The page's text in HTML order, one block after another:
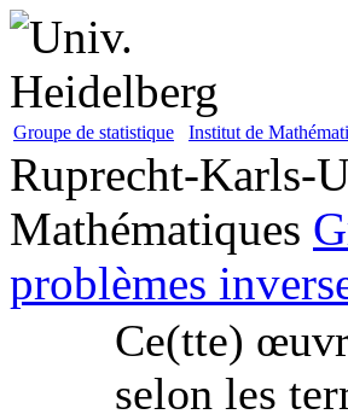
Groupe de statistique Institut de
Ruprecht-Karls-
Mathématiques
problèmes
Ce(tte)
selon les